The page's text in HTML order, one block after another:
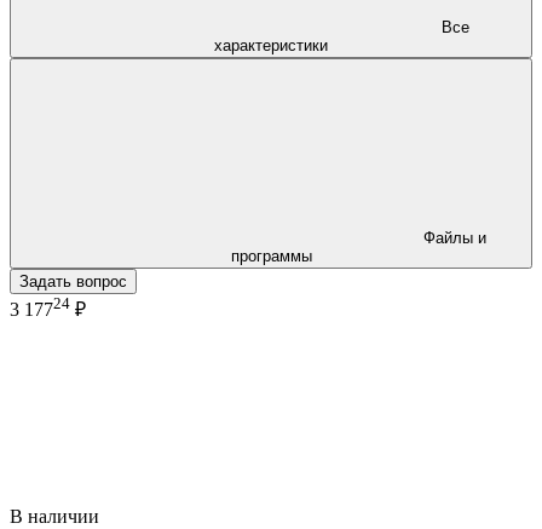
характеристики
программы
Задать вопрос
3 17724 ₽
В наличии